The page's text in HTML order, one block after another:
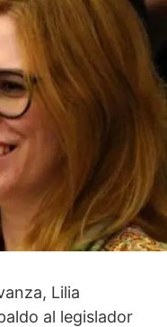
Lilia
al legislador